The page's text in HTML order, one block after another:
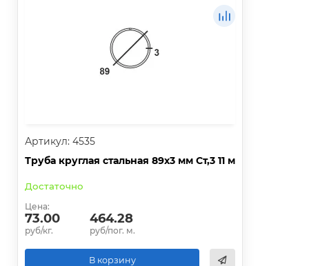
Артикул: 4535
Труба круглая стальная 89х3 мм Ст,3 11 м
Достаточно
Цена:
73.00
руб/кг.
464.28
руб/пог. м.
В корзину